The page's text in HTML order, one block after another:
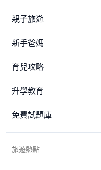
親子旅遊
新手爸媽
育兒攻略
升學教育
免費試題庫
旅遊熱點